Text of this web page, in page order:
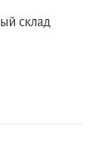
склад